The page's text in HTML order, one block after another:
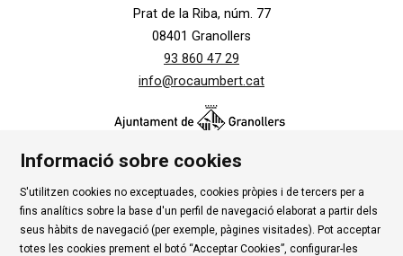
Prat de la Riba, núm. 77
08401 Granollers
93 860 47 29
info@rocaumbert.cat
Contacte | Instància Genèrica | Alta Tercers
|
Ús de Cookies
| Política de privadesa | Avís Legal
|
Condicions d'ús Roca Umbert
Informació sobre cookies
S'utilitzen cookies no exceptuades, cookies pròpies i de tercers per a
fins analítics sobre la base d'un perfil de navegació elaborat a partir dels
seus hàbits de navegació (per exemple, pàgines visitades). Pot acceptar
totes les cookies prement el botó “Acceptar Cookies”, configurar-les